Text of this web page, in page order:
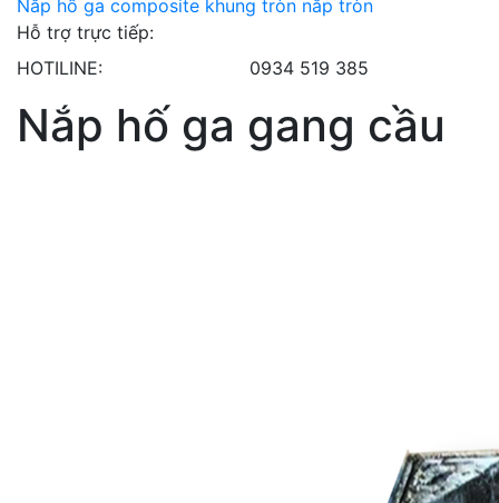
Nắp hố ga composite khung tròn nắp tròn
Hỗ trợ trực tiếp:
HOTILINE:
0934 519 385
Nắp hố ga gang cầu